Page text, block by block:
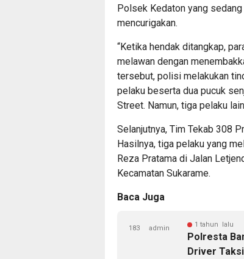
Polsek Kedaton yang
mencurigakan.
“Ketika hendak ditangkap,
melawan dengan
tersebut, polisi melakukan
pelaku beserta dua pucuk
Street. Namun, tiga pelaku
Selanjutnya, Tim Tekab 308
Hasilnya, tiga pelaku yang
Reza Pratama di Jalan
Kecamatan Sukarame.
Baca Juga
1 tahun lalu
Polresta
Driver
183 admin